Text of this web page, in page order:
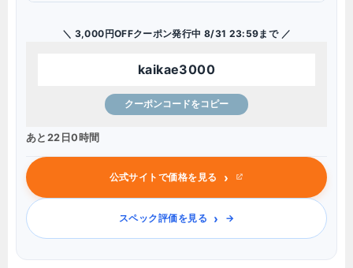
＼ 3,000円OFFクーポン発行中 8/31 23:59まで ／
kaikae3000
クーポンコードをコピー
あと22日0時間
公式サイトで価格を見る ›
スペック評価を見る ›